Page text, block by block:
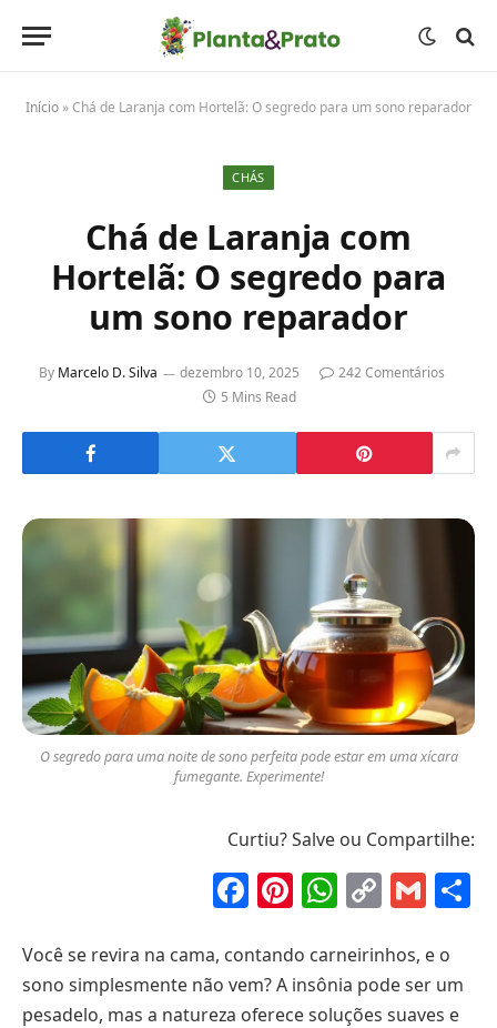
Início »Chá de Laranja com Hortelã: O segredo para um sono reparador
CHÁS
Chá de Laranja com
Hortelã: O segredo para
um sono reparador
By Marcelo D. Silva dezembro 10, 2025
242 Comentários
5 Mins Read
O segredo para uma noite de sono perfeita pode estar em uma xícara
fumegante. Experimente!
Curtiu? Salve ou Compartilhe:
Facebook
Pinterest
Copy
Você se revira na cama, contando carneirinhos, e o
sono simplesmente não vem? A insônia pode ser um
pesadelo, mas a natureza oferece soluções suaves e